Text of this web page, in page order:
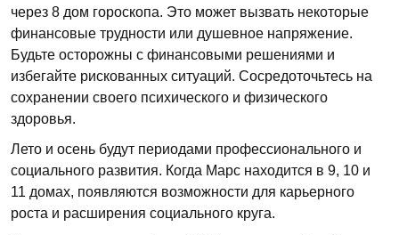
через 8 дом гороскопа. Это может вызвать некоторые
финансовые трудности или душевное напряжение.
Будьте осторожны с финансовыми решениями и
избегайте рискованных ситуаций. Сосредоточьтесь на
сохранении своего психического и физического
здоровья.
Лето и осень будут периодами профессионального и
социального развития. Когда Марс находится в 9, 10 и
11 домах, появляются возможности для карьерного
роста и расширения социального круга.